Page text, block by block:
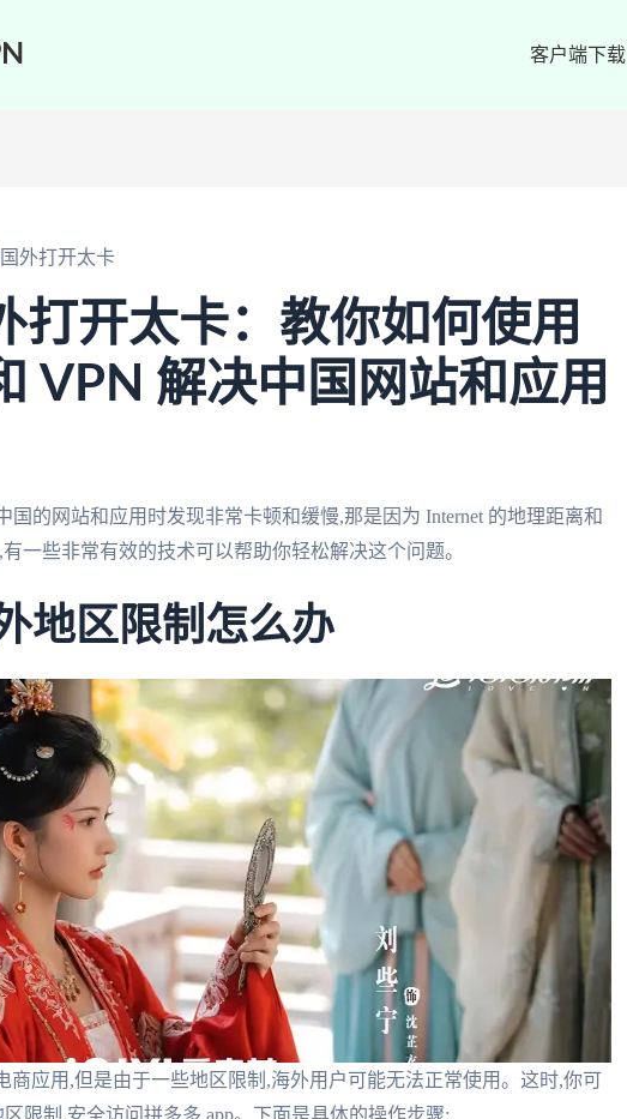
客户端下载
外打开太卡
打开太卡：教你如何使用
VPN 解决中国网站和应用
的网站和应用时发现非常卡顿和缓慢,那是因为 Internet 的地理距离和
一些非常有效的技术可以帮助你轻松解决这个问题。
地区限制怎么办
商应用,但是由于一些地区限制,海外用户可能无法正常使用。这时,你可
限制,安全访问拼多多 app。下面是具体的操作步骤: